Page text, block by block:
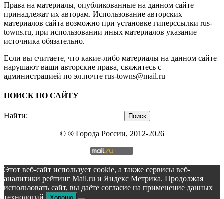
Права на материалы, опубликованные на данном сайте
принадлежат их авторам. Использование авторских
материалов сайта возможно при установке гиперссылки rus-
towns.ru, при использовании иных материалов указание
источника обязательно.
Если вы считаете, что какие-либо материалы на данном сайте
нарушают ваши авторские права, свяжитесь с
администрацией по эл.почте rus-towns@mail.ru
ПОИСК ПО САЙТУ
Найти:
© ® Города России, 2012-2026
Этот веб-сайт использует cookie, а также сервисы веб-
аналитики рейтинг Mail.ru и Яндекс Метрика. Продолжая
использовать сайт, вы даёте согласие на применение данных
технологий.